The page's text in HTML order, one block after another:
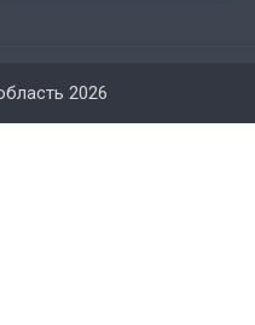
2026